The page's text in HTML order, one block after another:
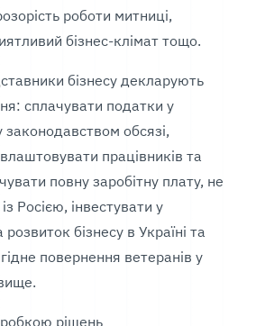
роботи митниці,
бізнес-клімат тощо.
бізнесу декларують
сплачувати податки у
обсязі,
працівників та
повну заробітну плату, не
Росією, інвестувати у
бізнесу в Україні та
повернення ветеранів у
рішень